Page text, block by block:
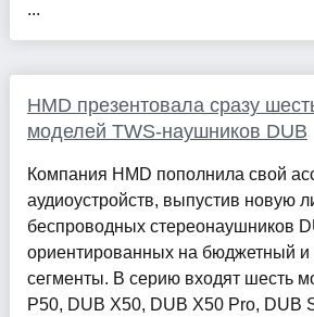
...
HMD презентовала сразу
моделей TWS-наушников DUB
Компания HMD пополнила свой
аудиоустройств, выпустив новую
беспроводных стереонаушников
ориентированных на бюджетный
сегменты. В серию входят шесть
P50, DUB X50, DUB X50 Pro, DUB